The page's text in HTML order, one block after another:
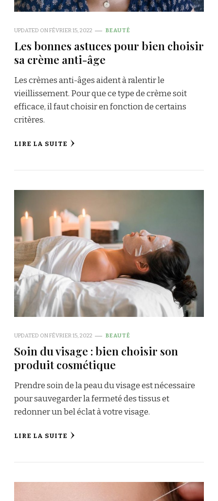
UPDATED ONFÉVRIER 15, 2022 BEAUTÉ
Les bonnes astuces pour bien choisir
sa crème anti-âge
Les crèmes anti-âges aident à ralentir le
vieillissement. Pour que ce type de crème soit
efficace, il faut choisir en fonction de certains
critères.
LIRE LA SUITE
UPDATED ONFÉVRIER 15, 2022 BEAUTÉ
Soin du visage : bien choisir son
produit cosmétique
Prendre soin de la peau du visage est nécessaire
pour sauvegarder la fermeté des tissus et
redonner un bel éclat à votre visage.
LIRE LA SUITE